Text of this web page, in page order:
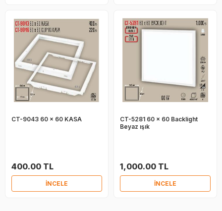
CT-9043 60 x 60 KASA
400.00 TL
İNCELE
CT-5281 60 x 60 Backlight
Beyaz ışık
1,000.00 TL
İNCELE